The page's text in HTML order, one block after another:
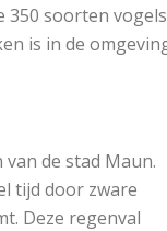
350 soorten vogels
is in de
de stad Maun.
tijd door zware
Deze regenval